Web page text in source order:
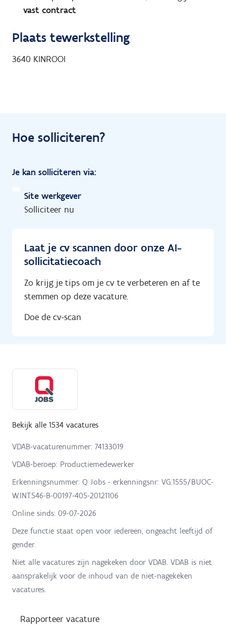
vast contract
Plaats tewerkstelling
3640 KINROOI
Hoe solliciteren?
Je kan solliciteren via:
Site werkgever
Solliciteer nu
Laat je cv scannen door onze AI-
sollicitatiecoach
Zo krijg je tips om je cv te verbeteren en af te
stemmen op deze vacature.
Doe de cv-scan
Bekijk alle 1534 vacatures
VDAB-vacaturenummer: 74133019
VDAB-beroep: Productiemedewerker
Erkenningsnummer: Q Jobs - erkenningsnr: VG.1555/BUOC-
W.INT.546-B-00197-405-20121106
Online sinds: 09-07-2026
Deze functie staat open voor iedereen, ongeacht leeftijd of
gender.
Niet alle vacatures zijn nagekeken door VDAB. VDAB is niet
aansprakelijk voor de inhoud van de niet-nagekeken
vacatures.
Rapporteer vacature